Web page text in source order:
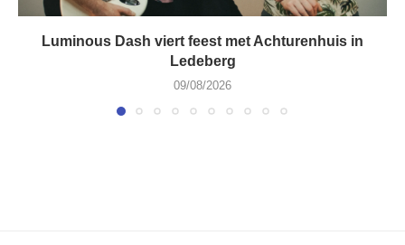
Luminous Dash viert feest met Achturenhuis in
Ledeberg
09/08/2026